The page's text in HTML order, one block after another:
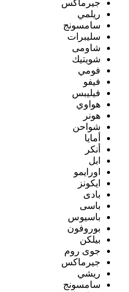
جيرماكس
ريلمي
سامسونج
سليبرات
شاومى
شويتيك
فومي
فيفو
فيليبس
هواوي
هونر
شواحن
أمايا
أنكر
ابل
اورايمو
ايكونز
بادى
باسى
باسيوس
بوروفون
بيلكن
جوى روم
جيرماكس
ريشي
سامسونج